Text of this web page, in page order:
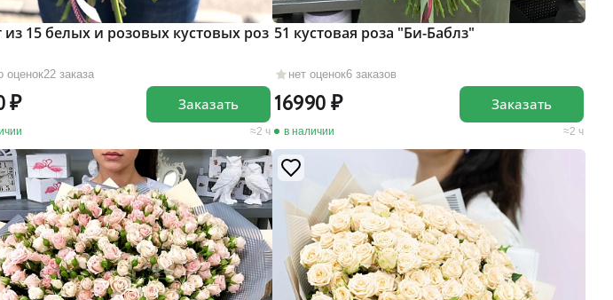
оценок22 заказа
из 15 белых и розовых кустовых роз
2 ч
Заказать
нет оценок6 заказов
51 кустовая роза "Би-Баблз"
16990
в наличии 2 ч
Заказать